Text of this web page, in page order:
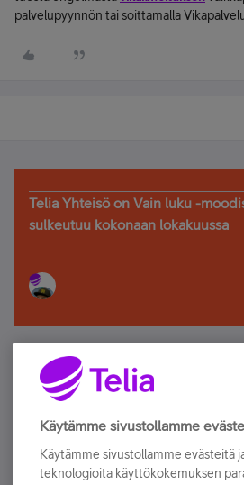
palvelupyynnön tai soittamalla
Telia Yhteisö on Vain luku -
sulkeutuu kokonaan lokakuussa
Älä jää paitsi – osallistu ja
Tilaa Telian uutiskirje ja olet
sähköpostiisi.
Käytämme sivustollamme
Käytämme sivustollamme evästeitä
teknologioita käyttökokemuksen